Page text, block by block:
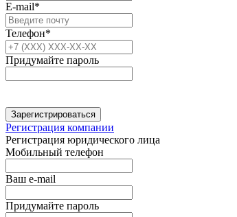
E-mail*
Телефон*
Придумайте пароль
Зарегистрироваться
Регистрация компании
Регистрация юридического лица
Мобильный телефон
Ваш e-mail
Придумайте пароль